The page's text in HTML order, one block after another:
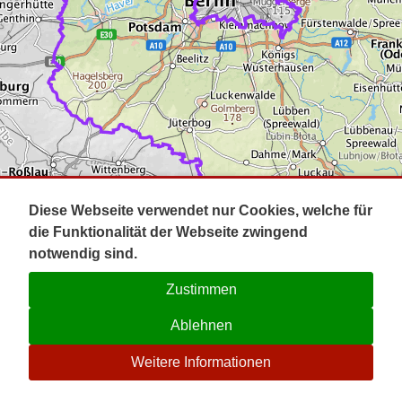
Impressum
Kontakt
☉
Diese Webseite verwendet nur Cookies, welche für
die Funktionalität der Webseite zwingend
notwendig sind.
Zustimmen
Ablehnen
Weitere Informationen